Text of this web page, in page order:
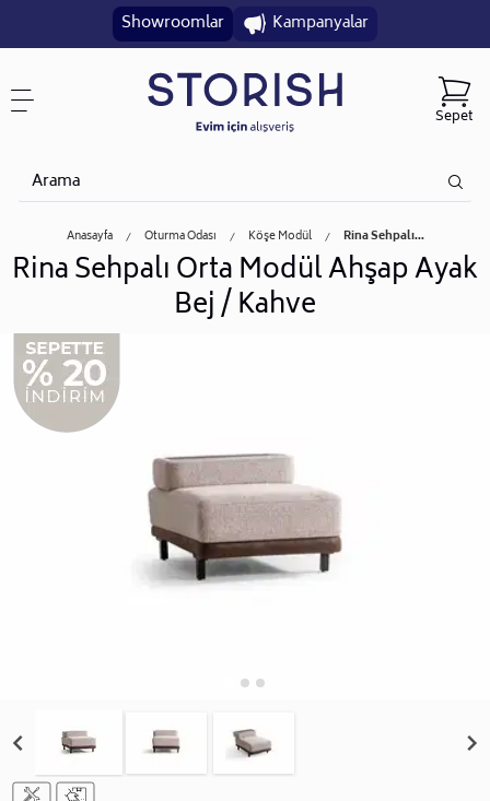
Showroomlar Kampanyalar
Sepet
Anasayfa Oturma Odası Köşe Modül Rina Sehpalı...
Rina Sehpalı Orta Modül Ahşap Ayak
Bej / Kahve